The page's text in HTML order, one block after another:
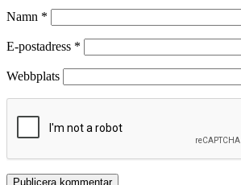
Namn *
E-postadress *
Webbplats